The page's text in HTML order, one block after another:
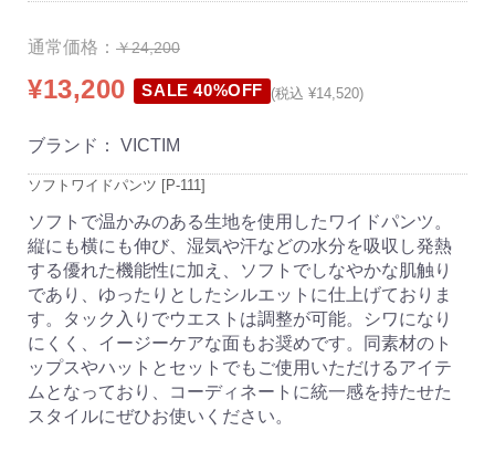
通常価格： ￥24,200
¥13,200 SALE 40%OFF (税込 ¥14,520)
ブランド： VICTIM
ソフトワイドパンツ [P-111]
ソフトで温かみのある生地を使用したワイドパンツ。
縦にも横にも伸び、湿気や汗などの水分を吸収し発熱
する優れた機能性に加え、ソフトでしなやかな肌触り
であり、ゆったりとしたシルエットに仕上げておりま
す。タック入りでウエストは調整が可能。シワになり
にくく、イージーケアな面もお奨めです。同素材のト
ップスやハットとセットでもご使用いただけるアイテ
ムとなっており、コーディネートに統一感を持たせた
スタイルにぜひお使いください。